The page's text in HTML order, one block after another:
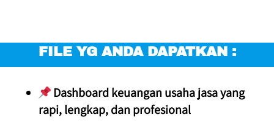
FILE YG ANDA DAPATKAN :
Dashboard keuangan usaha jasa yang
rapi, lengkap, dan profesional